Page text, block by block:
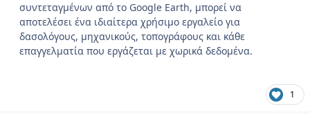
συντεταγμένων από το Google Earth, μπορεί να
αποτελέσει ένα ιδιαίτερα χρήσιμο εργαλείο για
δασολόγους, μηχανικούς, τοπογράφους και κάθε
επαγγελματία που εργάζεται με χωρικά δεδομένα.
1